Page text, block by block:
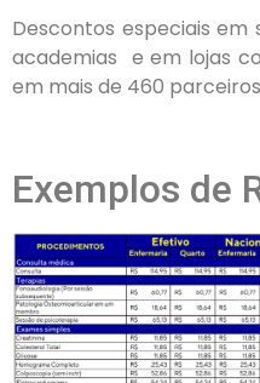
Descontos especiais
academias e em lojas
em mais de 460 parceiros
Exemplos de